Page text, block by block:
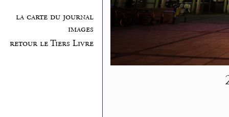
la carte du journal
images
retour le Tiers Livre